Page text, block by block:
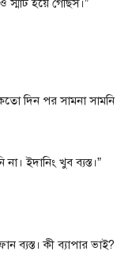
হয়ে গেছিস।”
দিন পর সামনা সামনি
ইদানিং খুব ব্যস্ত।”
ব্যস্ত। কী ব্যাপার ভাই?